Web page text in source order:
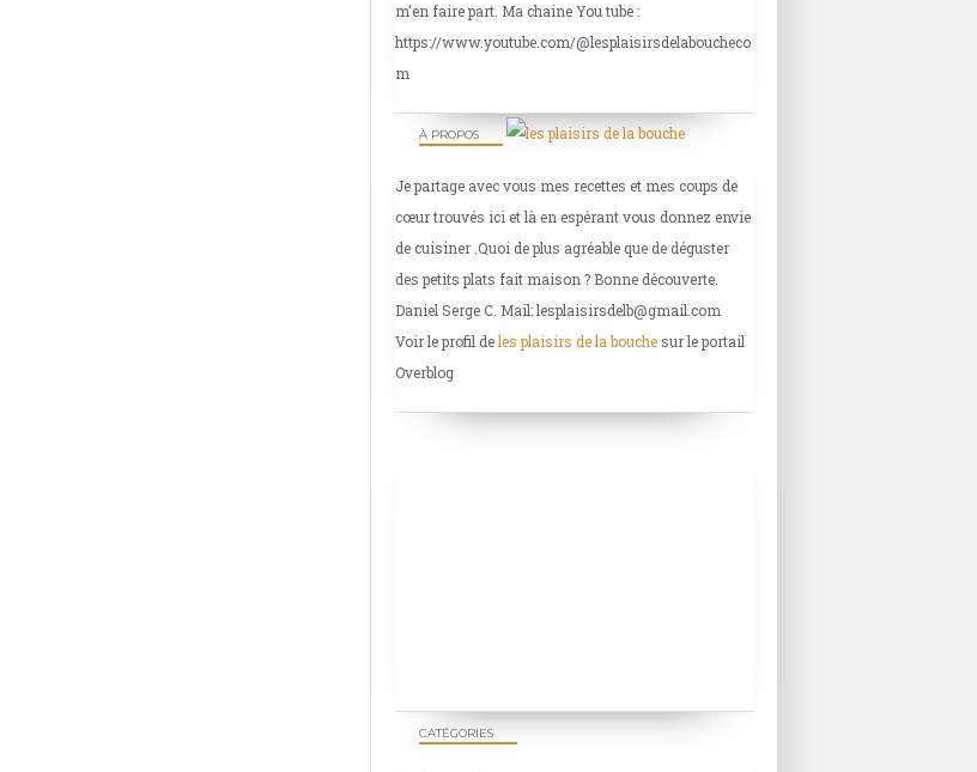
m'en faire part. Ma chaine You tube :
https://www.youtube.com/@lesplaisirsdelaboucheco
m
À PROPOS
Je partage avec vous mes recettes et mes coups de
cœur trouvés ici et là en espérant vous donnez envie
de cuisiner .Quoi de plus agréable que de déguster
des petits plats fait maison ? Bonne découverte.
Daniel Serge C. Mail: lesplaisirsdelb@gmail.com
Voir le profil deles plaisirs de la bouchesur le portail
Overblog
CATÉGORIES